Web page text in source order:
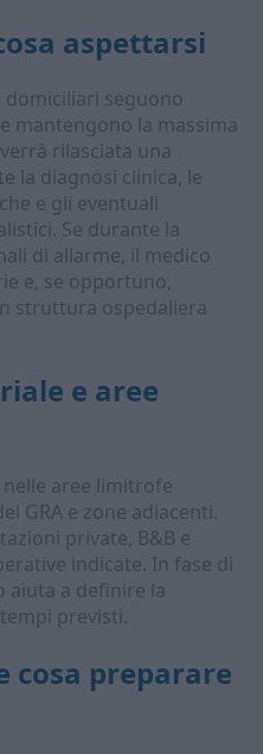
aspettarsi
domiciliari seguono
mantengono la massima
rilasciata una
la diagnosi clinica, le
e gli eventuali
Se durante la
di allarme, il medico
e, se opportuno,
struttura ospedaliera
e aree
nelle aree limitrofe
GRA e zone adiacenti.
private, B&B e
indicate. In fase di
aiuta a definire la
previsti.
cosa preparare